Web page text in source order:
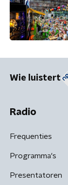
Wie luistert
Radio
Frequenties
Programma's
Presentatoren